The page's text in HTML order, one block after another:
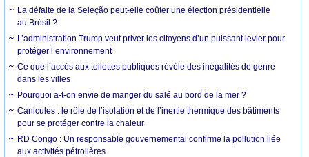
La défaite de la Seleção peut-elle coûter une élection présidentielle
au Brésil ?
L’administration Trump veut priver les citoyens d’un puissant levier pour
protéger l’environnement
Ce que l’accès aux toilettes publiques révèle des inégalités de genre
dans les villes
Pourquoi a-t-on envie de manger du salé au bord de la mer ?
Canicules : le rôle de l’isolation et de l’inertie thermique des bâtiments
pour se protéger contre la chaleur
RD Congo : Un responsable gouvernemental confirme la pollution liée
aux activités pétrolières